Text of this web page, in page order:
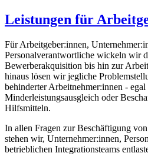
Leistungen für
Für Arbeitgeber:innen,
Personalverantwortliche wickeln wir
Bewerberakquisition bis hin zur
hinaus lösen wir jegliche
behinderter Arbeitnehmer:innen -
Minderleistungsausgleich oder
Hilfsmitteln.
In allen Fragen zur Beschäftigung
stehen wir, Unternehmer:innen,
betrieblichen Integrationsteams